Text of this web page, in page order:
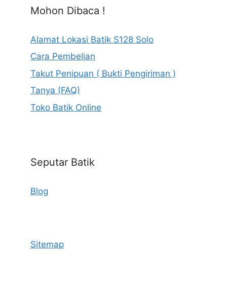
Mohon Dibaca !
Alamat Lokasi Batik S128 Solo
Cara Pembelian
Takut Penipuan ( Bukti Pengiriman )
Tanya (FAQ)
Toko Batik Online
Seputar Batik
Blog
Sitemap